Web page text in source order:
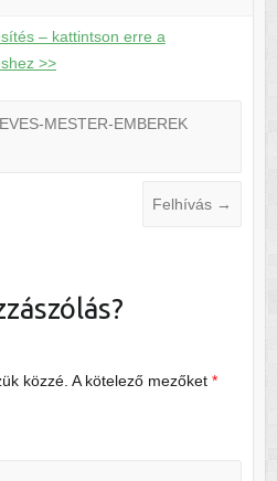
– kattintson erre a
>>
MESTER-EMBEREK
Felhívás →
közzé. A kötelező mezőket *